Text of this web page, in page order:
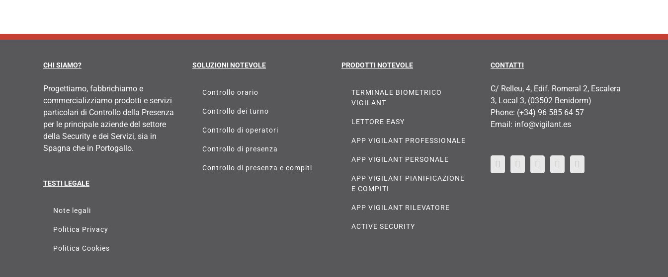
CHI SIAMO?
Progettiamo, fabbrichiamo e
commercializziamo prodotti e servizi
particolari di Controllo della Presenza
per le principale aziende del settore
della Security e dei Servizi, sia in
Spagna che in Portogallo.
TESTI LEGALE
Note legali
Politica Privacy
Politica Cookies
SOLUZIONI NOTEVOLE
Controllo orario
Controllo dei turno
Controllo di operatori
Controllo di presenza
Controllo di presenza e compiti
PRODOTTI NOTEVOLE
TERMINALE BIOMETRICO
VIGILANT
LETTORE EASY
APP VIGILANT PROFESSIONALE
APP VIGILANT PERSONALE
APP VIGILANT PIANIFICAZIONE
E COMPITI
APP VIGILANT RILEVATORE
ACTIVE SECURITY
CONTATTI
C/ Relleu, 4, Edif. Romeral 2, Escalera
3, Local 3, (03502 Benidorm)
Phone: (+34) 96 585 64 57
Email: info@vigilant.es